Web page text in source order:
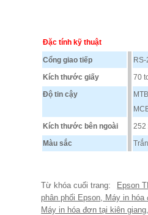
Đặc tính kỹ thuật
Cổng giao tiếp
Kích thước giấy
70
Độ tin cậy
Kích thước bên ngoài
252
Màu sắc
Epson
phân phối Epson, Máy in hóa
Máy in hóa đơn tại kiên giang,